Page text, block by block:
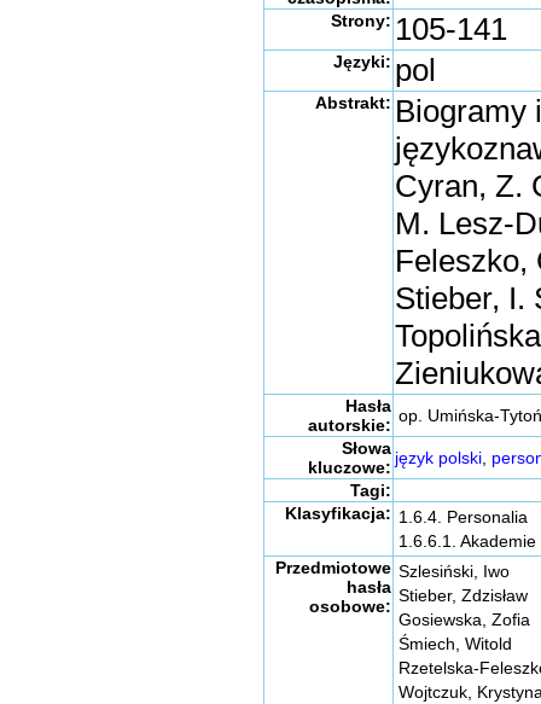
Strony: 105-141
Języki: pol
Abstrakt: Biogramy
Cyran, Z.
M. Lesz-
Feleszko,
Stieber, I.
Hasła
autorskie: op. Umińska-
Słowa
kluczowe: język polski,
Tagi:
Klasyfikacja: 1.6.4. Personalia
1.6.6.1.
Przedmiotowe
hasła
osobowe:
Szlesiński, Iwo
Stieber, Zdzisław
Gosiewska, Zofia
Śmiech, Witold
Rzetelska-
Wojtczuk,